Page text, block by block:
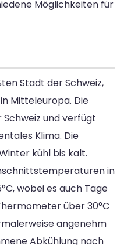
Möglichkeiten für
Stadt der Schweiz,
Mitteleuropa. Die
und verfügt
Klima. Die
kühl bis kalt.
in
wobei es auch Tage
über 30°C
angenehm
Abkühlung nach